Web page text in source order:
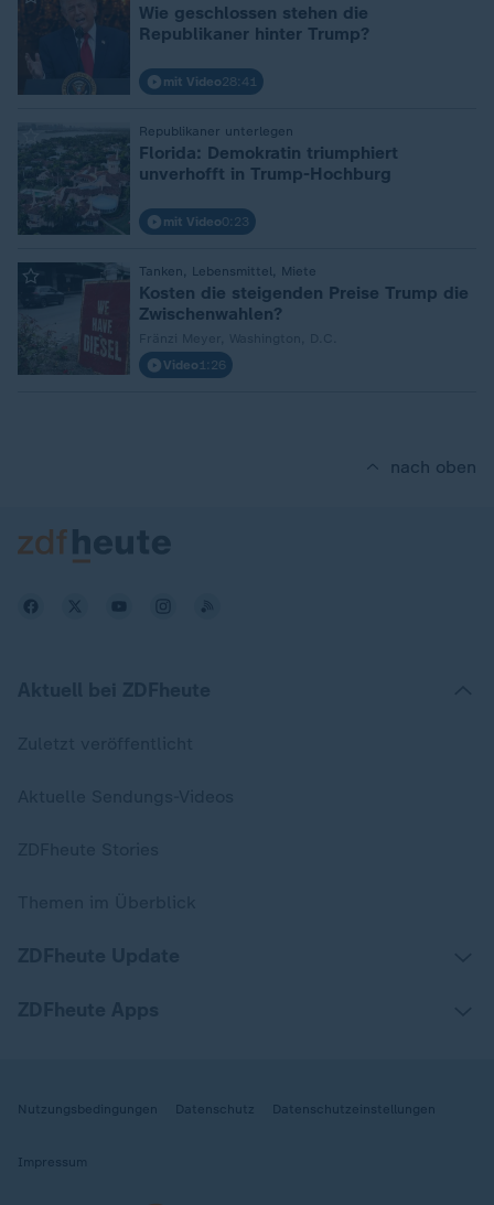
Wie geschlossen stehen die
Republikaner hinter Trump?
mit Video28:41
Republikaner unterlegen
Florida: Demokratin triumphiert
unverhofft in Trump-Hochburg
mit Video0:23
Tanken, Lebensmittel, Miete
Kosten die steigenden Preise Trump die
Zwischenwahlen?
Video 1:26
nach oben
Nutzungsbedingungen Datenschutz Datenschutzeinstellungen
Impressum